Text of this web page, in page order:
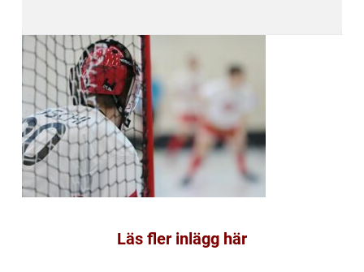
Läs fler inlägg här